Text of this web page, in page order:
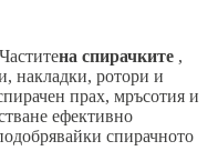
Частитена спирачките ,
накладки, ротори и
прах, мръсотия и
ефективно
спирачното